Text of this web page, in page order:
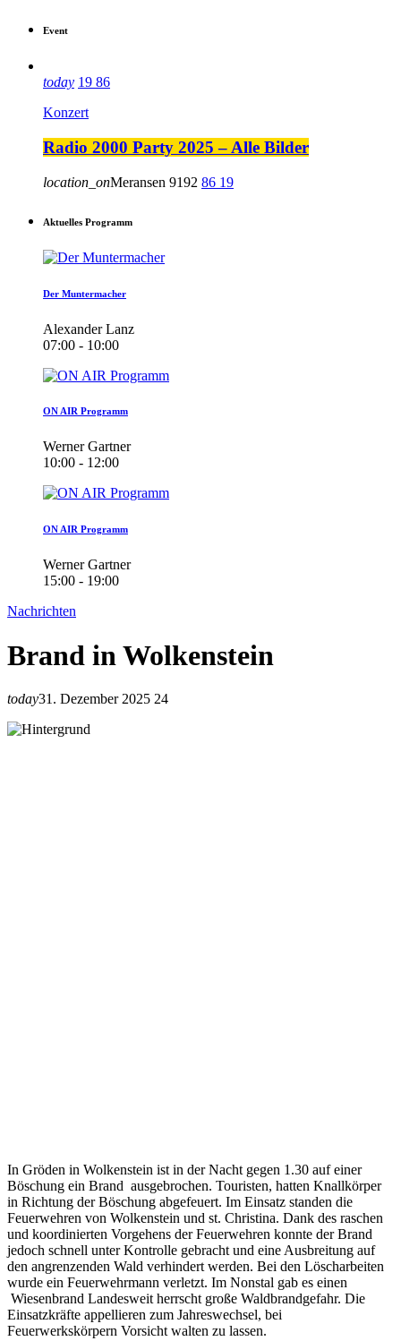
Event
today 19 86
Konzert
Radio 2000 Party 2025 – Alle Bilder
location_onMeransen 9192 86 19
Aktuelles Programm
Der Muntermacher
Alexander Lanz
07:00 - 10:00
ON AIR Programm
Werner Gartner
10:00 - 12:00
ON AIR Programm
Werner Gartner
15:00 - 19:00
Nachrichten
Brand in Wolkenstein
today31. Dezember 2025 24
In Gröden in Wolkenstein ist in der Nacht gegen 1.30 auf einer
Böschung ein Brand ausgebrochen. Touristen, hatten Knallkörper
in Richtung der Böschung abgefeuert. Im Einsatz standen die
Feuerwehren von Wolkenstein und st. Christina. Dank des raschen
und koordinierten Vorgehens der Feuerwehren konnte der Brand
jedoch schnell unter Kontrolle gebracht und eine Ausbreitung auf
den angrenzenden Wald verhindert werden. Bei den Löscharbeiten
wurde ein Feuerwehrmann verletzt. Im Nonstal gab es einen
Wiesenbrand Landesweit herrscht große Waldbrandgefahr. Die
Einsatzkräfte appellieren zum Jahreswechsel, bei
Feuerwerkskörpern Vorsicht walten zu lassen.